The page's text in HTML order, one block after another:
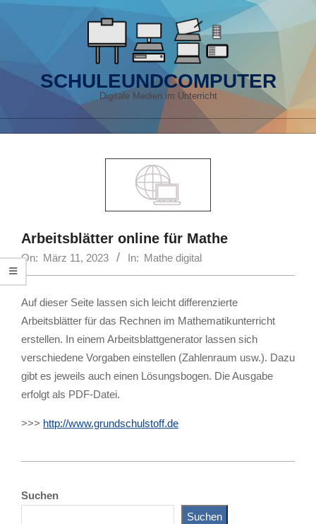
SCHULEUNDCOMPUTER
Digitale Medien im Unterricht
Arbeitsblätter online für Mathe
On: März 11, 2023 In: Mathe digital
Auf dieser Seite lassen sich leicht differenzierte
Arbeitsblätter für das Rechnen im Mathematikunterricht
erstellen. In einem Arbeitsblattgenerator lassen sich
verschiedene Vorgaben einstellen (Zahlenraum usw.). Dazu
gibt es jeweils auch einen Lösungsbogen. Die Ausgabe
erfolgt als PDF-Datei.
>>> http://www.grundschulstoff.de
11
Suchen
Suchen